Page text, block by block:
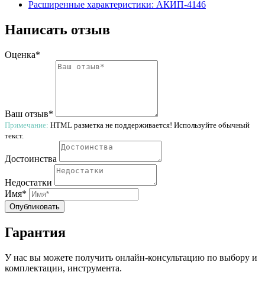
Расширенные характеристики: АКИП-4146
Написать отзыв
Оценка*
Ваш отзыв*
Примечание: HTML разметка не поддерживается! Используйте обычный
текст.
Достоинства
Недостатки
Имя*
Опубликовать
Гарантия
У нас вы можете получить онлайн-консультацию по выбору и
комплектации, инструмента.